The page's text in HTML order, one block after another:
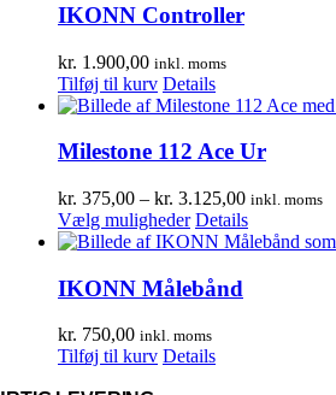
IKONN Controller
kr. 1.900,00 inkl. moms
Tilføj til kurv Details
Milestone 112 Ace Ur
kr. 375,00 – kr. 3.125,00Prisinterval:
kr. 375,00
til
inkl. moms
Vælg muligheder Dette
vare
flere
varianter.
kan
vælges
Details
IKONN Målebånd
kr. 750,00 inkl. moms
Tilføj til kurv Details